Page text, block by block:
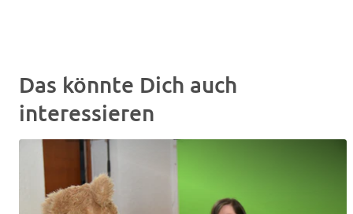
Das könnte Dich auch
interessieren